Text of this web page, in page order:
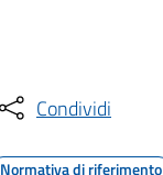
Condividi
Normativa di riferimento